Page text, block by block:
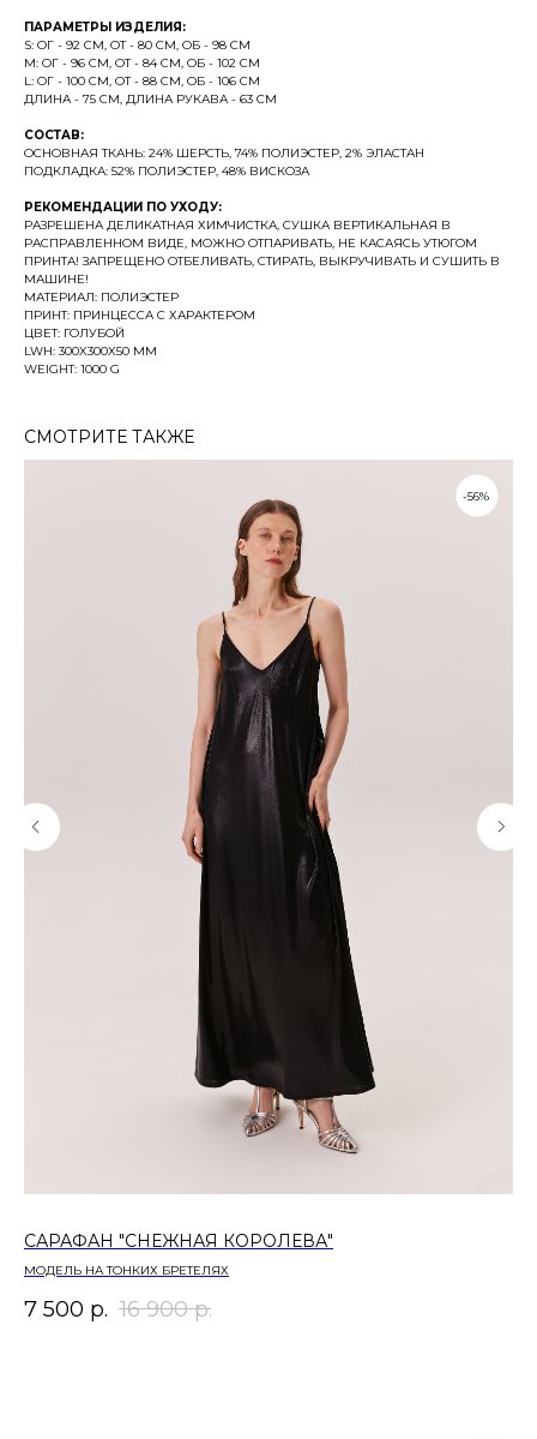
ПАРАМЕТРЫ ИЗДЕЛИЯ:
S: ОГ - 92 СМ, ОТ - 80 СМ, ОБ - 98 СМ
M: ОГ - 96 СМ, ОТ - 84 СМ, ОБ - 102 СМ
L: ОГ - 100 СМ, ОТ - 88 СМ, ОБ - 106 СМ
ДЛИНА - 75 СМ, ДЛИНА РУКАВА - 63 СМ
СОСТАВ:
ОСНОВНАЯ ТКАНЬ: 24% ШЕРСТЬ, 74% ПОЛИЭСТЕР, 2% ЭЛАСТАН
ПОДКЛАДКА: 52% ПОЛИЭСТЕР, 48% ВИСКОЗА
РЕКОМЕНДАЦИИ ПО УХОДУ:
РАЗРЕШЕНА ДЕЛИКАТНАЯ ХИМЧИСТКА, СУШКА ВЕРТИКАЛЬНАЯ В
РАСПРАВЛЕННОМ ВИДЕ, МОЖНО ОТПАРИВАТЬ, НЕ КАСАЯСЬ УТЮГОМ
ПРИНТА! ЗАПРЕЩЕНО ОТБЕЛИВАТЬ, СТИРАТЬ, ВЫКРУЧИВАТЬ И СУШИТЬ В
МАШИНЕ!
МАТЕРИАЛ: ПОЛИЭСТЕР
ПРИНТ: ПРИНЦЕССА С ХАРАКТЕРОМ
ЦВЕТ: ГОЛУБОЙ
LWH: 300X300X50 MM
WEIGHT: 1000 G
СМОТРИТЕ ТАКЖЕ
-56%
САРАФАН "СНЕЖНАЯ КОРОЛЕВА"
МОДЕЛЬ НА ТОНКИХ БРЕТЕЛЯХ
7 500 р. 16 900 р.